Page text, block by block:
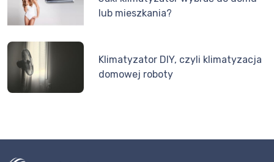
lub mieszkania?
Klimatyzator DIY, czyli klimatyzacja
domowej roboty